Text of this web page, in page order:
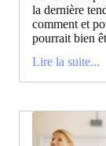
la dernière
comment et
pourrait bien
Lire la suite...